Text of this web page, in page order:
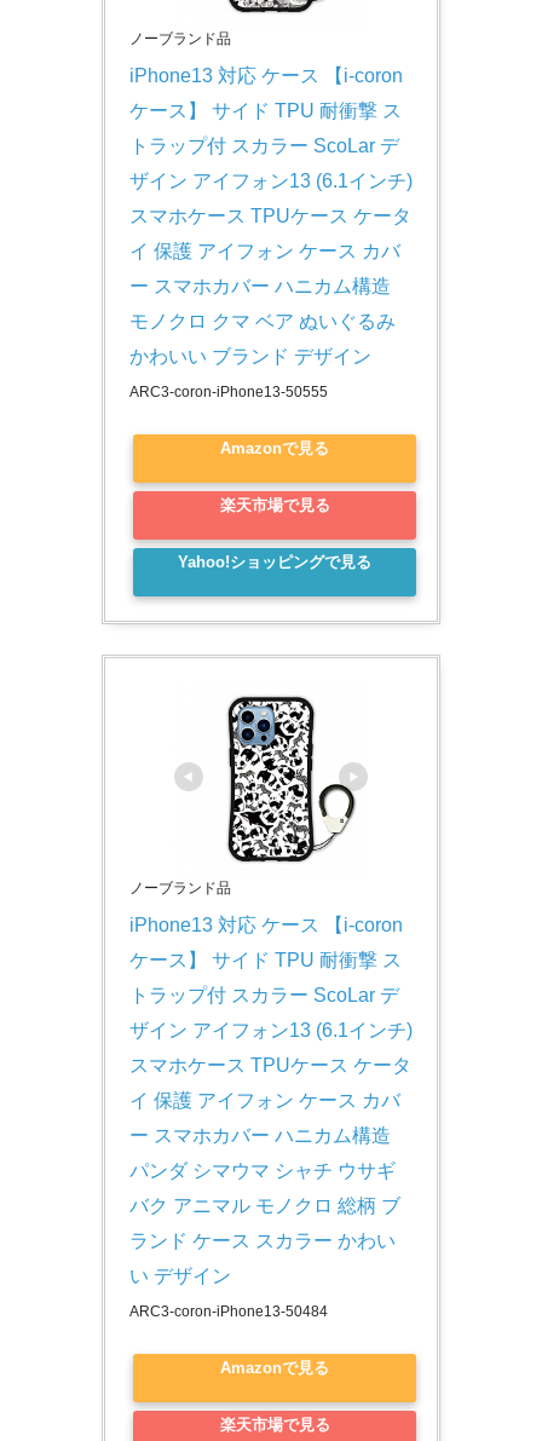
ノーブランド品
iPhone13 対応 ケース 【i-coron
ケース】 サイド TPU 耐衝撃 ス
トラップ付 スカラー ScoLar デ
ザイン アイフォン13 (6.1インチ)
スマホケース TPUケース ケータ
イ 保護 アイフォン ケース カバ
ー スマホカバー ハニカム構造
モノクロ クマ ベア ぬいぐるみ
かわいい ブランド デザイン
ARC3-coron-iPhone13-50555
Amazonで見る
楽天市場で見る
Yahoo!ショッピングで見る
ノーブランド品
iPhone13 対応 ケース 【i-coron
ケース】 サイド TPU 耐衝撃 ス
トラップ付 スカラー ScoLar デ
ザイン アイフォン13 (6.1インチ)
スマホケース TPUケース ケータ
イ 保護 アイフォン ケース カバ
ー スマホカバー ハニカム構造
パンダ シマウマ シャチ ウサギ
バク アニマル モノクロ 総柄 ブ
ランド ケース スカラー かわい
い デザイン
ARC3-coron-iPhone13-50484
Amazonで見る
楽天市場で見る